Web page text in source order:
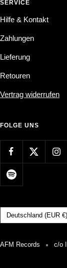
SERVICE
Hilfe & Kontakt
Zahlungen
Lieferung
Retouren
Vertrag widerrufen
FOLGE UNS
Land/Region Deutschland (EUR €)
AFM Records c/o